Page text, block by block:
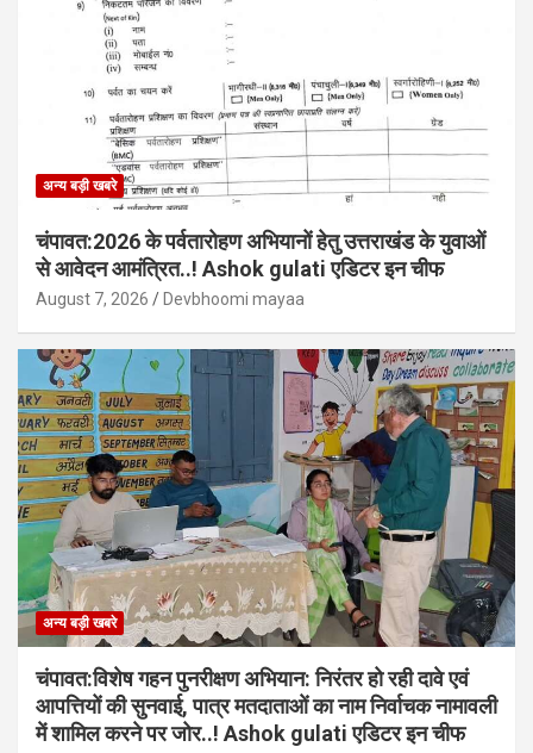
अन्य बड़ी खबरे
चंपावत:2026 के पर्वतारोहण अभियानों हेतु उत्तराखंड के युवाओं
से आवेदन आमंत्रित..! Ashok gulati एडिटर इन चीफ
August 7, 2026 Devbhoomi mayaa
अन्य बड़ी खबरे
चंपावत:विशेष गहन पुनरीक्षण अभियान: निरंतर हो रही दावे एवं
आपत्तियों की सुनवाई, पात्र मतदाताओं का नाम निर्वाचक नामावली
में शामिल करने पर जोर..! Ashok gulati एडिटर इन चीफ